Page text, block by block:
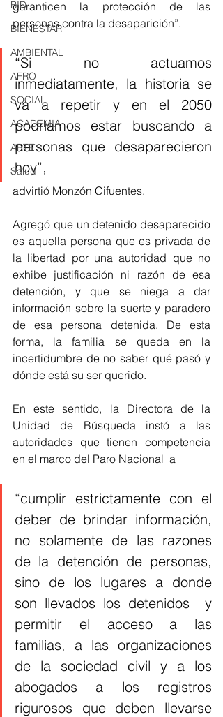
BID
BIENESTAR
AMBIENTAL
AFRO
SOCIAL
ACADEMIA
ARTE
Salud
garanticen la protección de las
personas contra la desaparición”.
“Si no actuamos
inmediatamente, la historia se
va a repetir y en el 2050
podríamos estar buscando a
personas que desaparecieron
hoy”,
advirtió Monzón Cifuentes.
Agregó que un detenido desaparecido
es aquella persona que es privada de
la libertad por una autoridad que no
exhibe justificación ni razón de esa
detención, y que se niega a dar
información sobre la suerte y paradero
de esa persona detenida. De esta
forma, la familia se queda en la
incertidumbre de no saber qué pasó y
dónde está su ser querido.
En este sentido, la Directora de la
Unidad de Búsqueda instó a las
autoridades que tienen competencia
en el marco del Paro Nacional  a
“cumplir estrictamente con el
deber de brindar información,
no solamente de las razones
de la detención de personas,
sino de los lugares a donde
son llevados los detenidos  y
permitir el acceso a las
familias, a las organizaciones
de la sociedad civil y a los
abogados a los registros
rigurosos que deben llevarse